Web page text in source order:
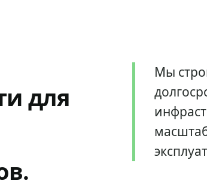
для
Мы